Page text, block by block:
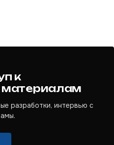
к
разработки, интервью с